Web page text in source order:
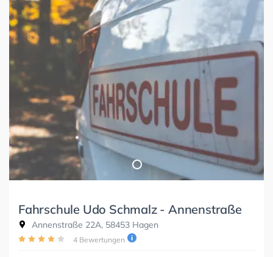
Fahrschule Udo Schmalz - Annenstraße
Annenstraße 22A, 58453 Hagen
4 Bewertungen